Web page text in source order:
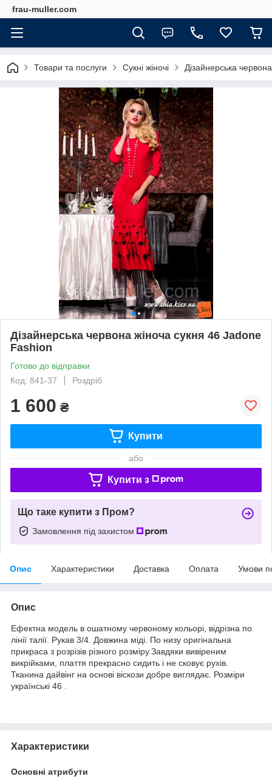
frau-muller.com
Товари та послуги Сукні жіночі Дізайнерська
Дізайнерська червона жіноча сукня 46 Jadone
Fashion
Готово до відправки
Код: 841-37
Роздріб
1 600 ₴
Купити
або
Купити з
Що таке купити з Пром?
Замовлення під захистом
Опис Характеристики Доставка Оплата Умови
Опис
Ефектна модель в ошатному червоному кольорі, відрізна по
лінії талії. Рукав 3/4. Довжина міді. По низу оригінальна
прикраса з розрізів різного розміру.Завдяки вивіреним
викрійками, плаття прекрасно сидить і не сковує рухів.
Тканина дайвінг на основі віскози добре виглядає. Розміри
українські 46 .
Характеристики
Основні атрибути